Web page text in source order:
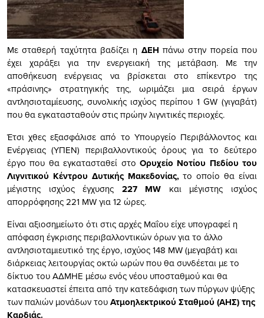
Με σταθερή ταχύτητα βαδίζει η ΔΕΗ πάνω στην πορεία που
έχει χαράξει για την ενεργειακή της μετάβαση. Με την
αποθήκευση ενέργειας να βρίσκεται στο επίκεντρο της
«πράσινης» στρατηγικής της, ωριμάζει μια σειρά έργων
αντλησιοταμίευσης, συνολικής ισχύος περίπου 1 GW (γιγαβάτ)
που θα εγκατασταθούν στις πρώην λιγνιτικές περιοχές.
Έτσι χθες εξασφάλισε από το Υπουργείο Περιβάλλοντος και
Ενέργειας (ΥΠΕΝ) περιβαλλοντικούς όρους για το δεύτερο
έργο που θα εγκατασταθεί στο Ορυχείο Νοτίου Πεδίου του
Λιγνιτικού Κέντρου Δυτικής Μακεδονίας,το οποίο θα είναι
μέγιστης ισχύος έγχυσης 227 ΜW και μέγιστης ισχύος
απορρόφησης 221 MW για 12 ώρες.
Είναι αξιοσημείωτο ότι στις αρχές Μαΐου είχε υπογραφεί η
απόφαση έγκρισης περιβαλλοντικών όρων για το άλλο
αντλησιοταμιευτικό της έργο, ισχύος 148 MW (μεγαβάτ) και
διάρκειας λειτουργίας οκτώ ωρών που θα συνδέεται με το
δίκτυο του ΑΔΜΗΕ μέσω ενός νέου υποσταθμού και θα
κατασκευαστεί έπειτα από την κατεδάφιση των πύργων ψύξης
των παλιών μονάδων τουΑτμοηλεκτρικού Σταθμού (ΑΗΣ) της
Καρδιάς.